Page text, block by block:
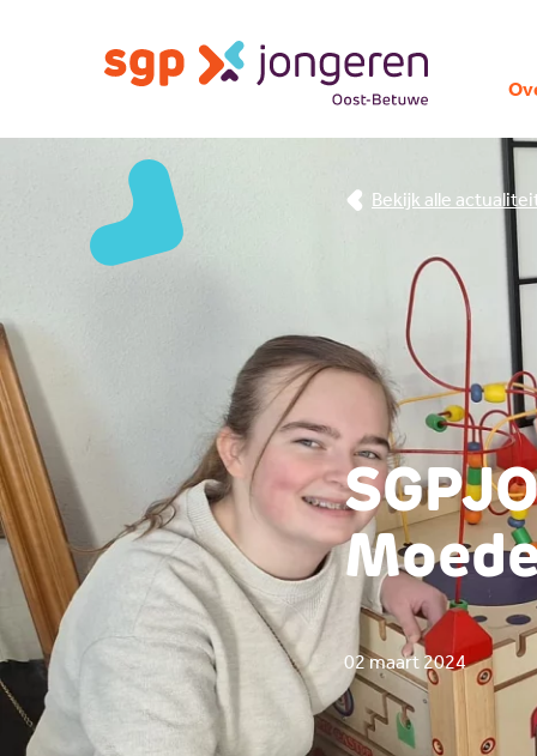
Bekijk alle
02 maart 2024